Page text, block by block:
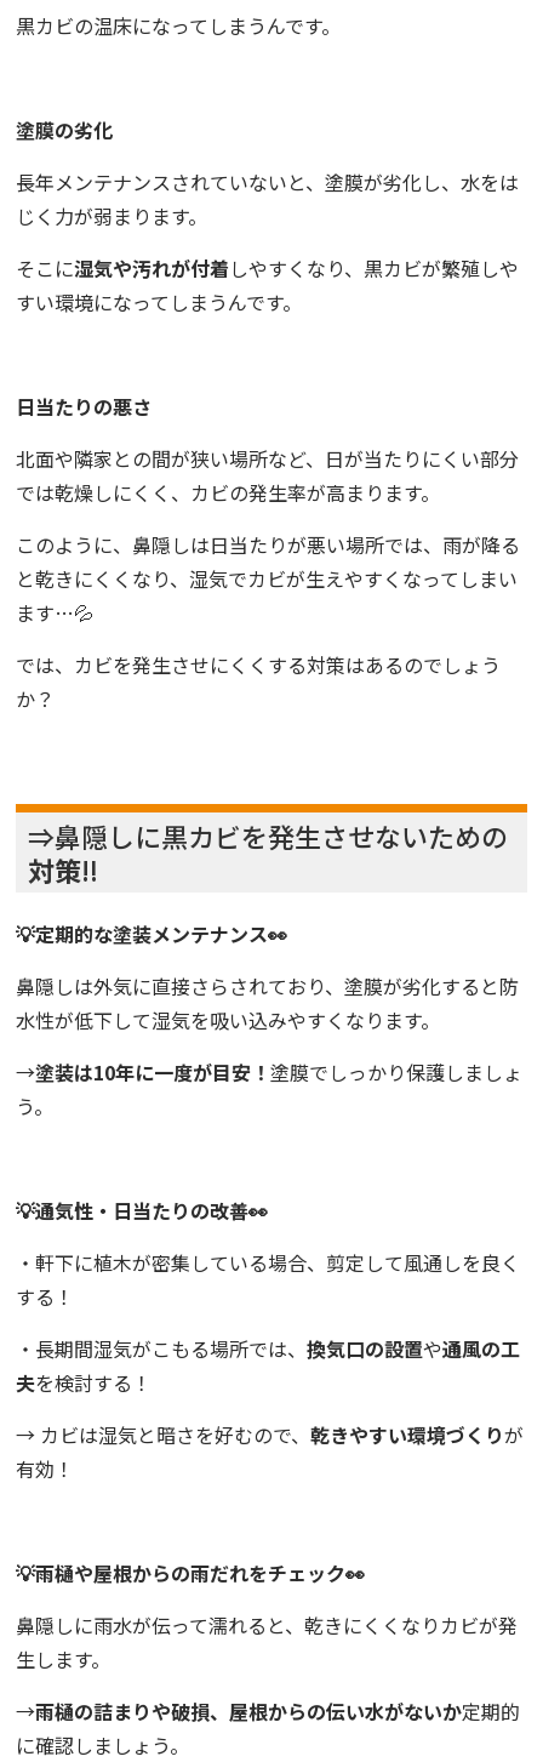
黒カビの温床になってしまうんです。
塗膜の劣化
長年メンテナンスされていないと、塗膜が劣化し、水をは
じく力が弱まります。
そこに湿気や汚れが付着しやすくなり、黒カビが繁殖しや
すい環境になってしまうんです。
日当たりの悪さ
北面や隣家との間が狭い場所など、日が当たりにくい部分
では乾燥しにくく、カビの発生率が高まります。
このように、鼻隠しは日当たりが悪い場所では、雨が降る
と乾きにくくなり、湿気でカビが生えやすくなってしまい
ます…💦
では、カビを発生させにくくする対策はあるのでしょう
か？
⇒鼻隠しに黒カビを発生させないための
対策‼️
💡定期的な塗装メンテナンス👀
鼻隠しは外気に直接さらされており、塗膜が劣化すると防
水性が低下して湿気を吸い込みやすくなります。
→塗装は10年に一度が目安！塗膜でしっかり保護しましょ
う。
💡通気性・日当たりの改善👀
・軒下に植木が密集している場合、剪定して風通しを良く
する！
・長期間湿気がこもる場所では、換気口の設置や通風の工
夫を検討する！
→ カビは湿気と暗さを好むので、乾きやすい環境づくりが
有効！
💡雨樋や屋根からの雨だれをチェック👀
鼻隠しに雨水が伝って濡れると、乾きにくくなりカビが発
生します。
→雨樋の詰まりや破損、屋根からの伝い水がないか定期的
に確認しましょう。